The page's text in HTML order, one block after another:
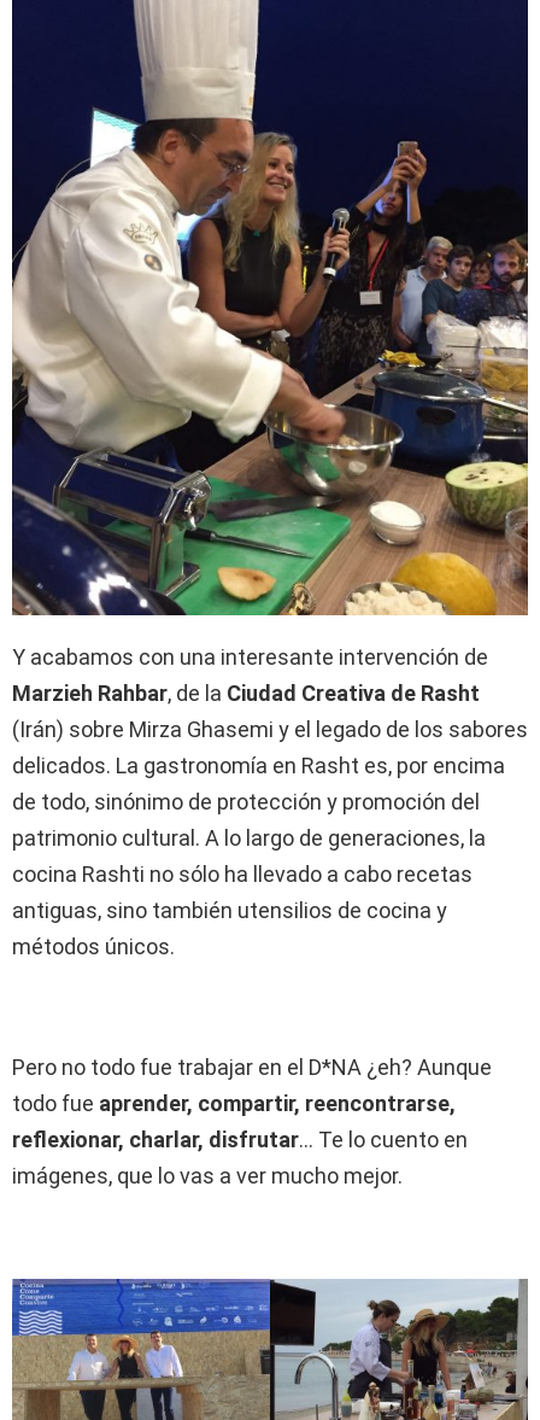
Y acabamos con una interesante intervención de
Marzieh Rahbar, de la Ciudad Creativa de Rasht
(Irán) sobre Mirza Ghasemi y el legado de los sabores
delicados. La gastronomía en Rasht es, por encima
de todo, sinónimo de protección y promoción del
patrimonio cultural. A lo largo de generaciones, la
cocina Rashti no sólo ha llevado a cabo recetas
antiguas, sino también utensilios de cocina y
métodos únicos.
Pero no todo fue trabajar en el D*NA ¿eh? Aunque
todo fue aprender, compartir, reencontrarse,
reflexionar, charlar, disfrutar… Te lo cuento en
imágenes, que lo vas a ver mucho mejor.